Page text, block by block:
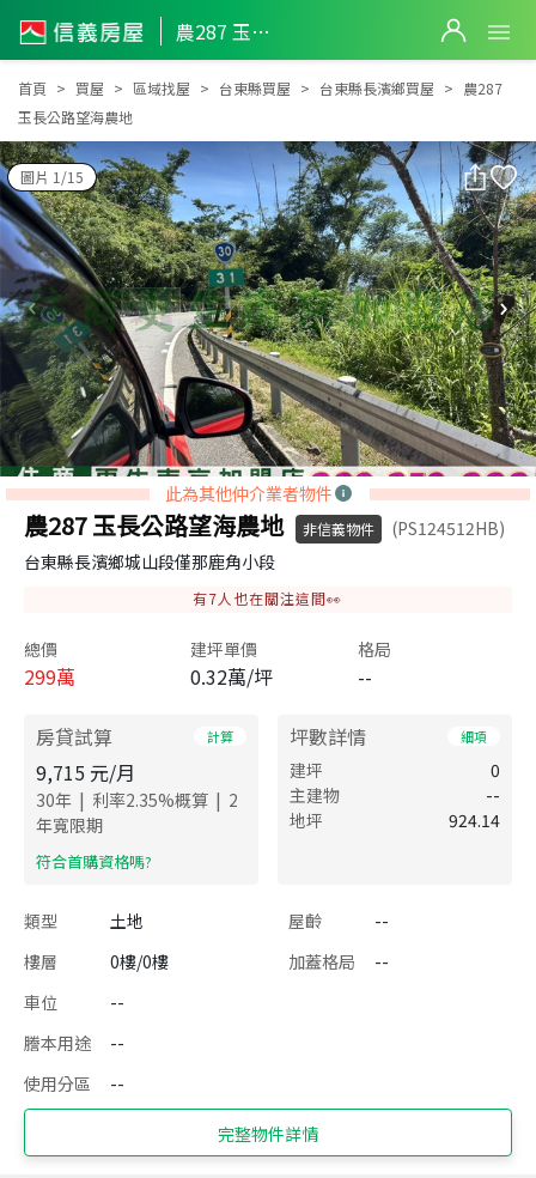
農287 玉長公路望海農地
農287 玉長公路望海農地
首頁 買屋 區域找屋 台東縣買屋 台東縣長濱鄉買屋
農287
玉長公路望海農地
圖片 1/15
此為其他仲介業者物件
農287 玉長公路望海農地 非信義物件
(PS124512HB)
台東縣長濱鄉城山段僅那鹿角小段
有7人也在關注這間👀
總價
299萬
建坪單價
0.32萬/坪
格局
--
房貸試算 計算
9,715 元/月
30年 | 利率2.35%概算 | 2
年寬限期
​符合首購資格嗎?
坪數詳情 細項
建坪
0
主建物
--
地坪
924.14
類型 土地 屋齡
--
樓層
0樓/0樓 加蓋格局
--
車位
--
謄本用途
--
使用分區
--
完整物件詳情